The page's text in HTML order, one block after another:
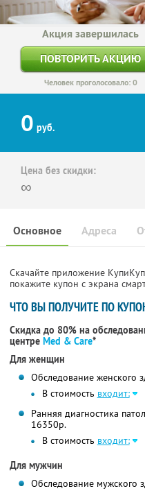
Акция завершилась
ПОВТОРИТЬ АКЦИЮ
Человек проголосовало: 0
0 руб.
Цена без скидки:
∞
Основное Адреса
Скачайте приложение
покажите купон с экрана
ЧТО ВЫ ПОЛУЧИТЕ ПО
Скидка до 80% на
центре Med & Care*
Для женщин
Обследование женского
В стоимость входит:
Ранняя диагностика
16350р.
В стоимость входит:
Для мужчин
Обследование мужского